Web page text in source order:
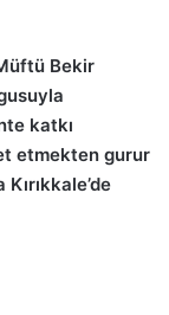
Bekir
katkı
etmekten gurur